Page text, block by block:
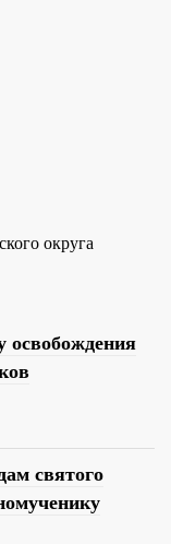
округа
освобождения
святого